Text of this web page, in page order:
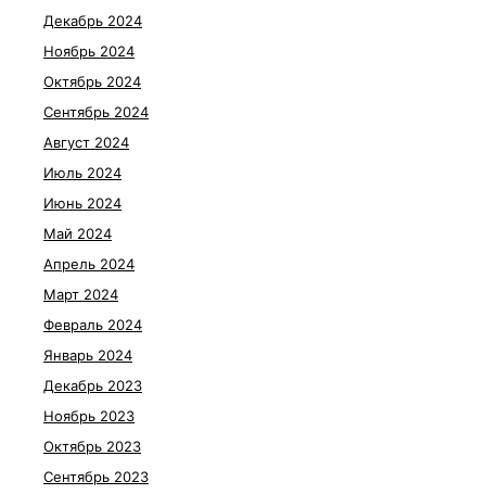
Декабрь 2024
Ноябрь 2024
Октябрь 2024
Сентябрь 2024
Август 2024
Июль 2024
Июнь 2024
Май 2024
Апрель 2024
Март 2024
Февраль 2024
Январь 2024
Декабрь 2023
Ноябрь 2023
Октябрь 2023
Сентябрь 2023